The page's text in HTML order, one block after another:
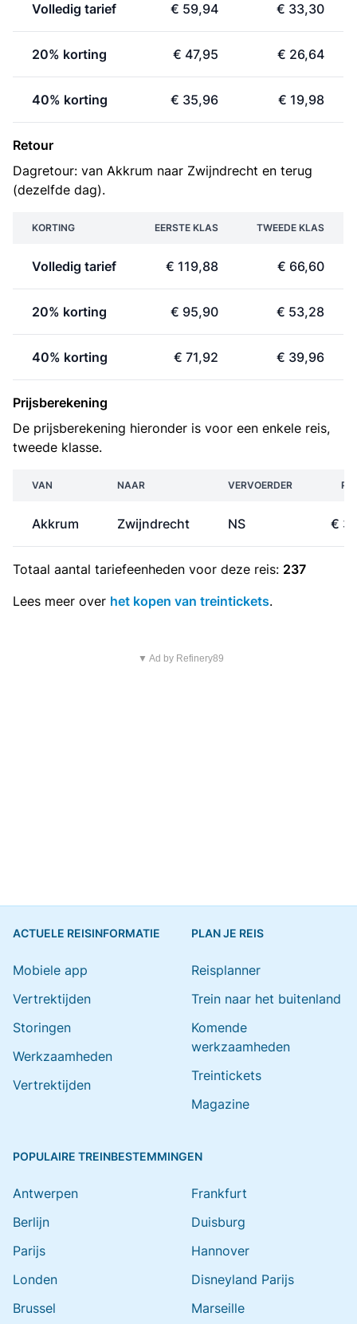
Volledig tarief € 59,94 € 33,30
20% korting € 47,95 € 26,64
40% korting € 35,96 € 19,98
Retour
Dagretour: van Akkrum naar Zwijndrecht en terug
(dezelfde dag).
KORTING EERSTE KLAS TWEEDE KLAS
Volledig tarief € 119,88 € 66,60
20% korting € 95,90 € 53,28
40% korting € 71,92 € 39,96
Prijsberekening
De prijsberekening hieronder is voor een enkele reis,
tweede klasse.
VAN NAAR VERVOERDER
Akkrum Zwijndrecht NS €
Totaal aantal tariefeenheden voor deze reis: 237
Lees meer over het kopen van treintickets.
▼ Ad by Refinery89
ACTUELE REISINFORMATIE
Mobiele app
Vertrektijden
Storingen
Werkzaamheden
Vertrektijden
PLAN JE REIS
Reisplanner
Trein naar het buitenland
Komende
werkzaamheden
Treintickets
Magazine
POPULAIRE TREINBESTEMMINGEN
Antwerpen
Berlijn
Parijs
Londen
Brussel
Frankfurt
Duisburg
Hannover
Disneyland Parijs
Marseille